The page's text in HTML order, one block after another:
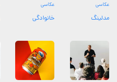
عکاسی
مدلینگ
عکاسی
خانوادگی